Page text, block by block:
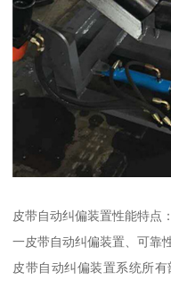
皮带自动纠偏装置性能特点：
一皮带自动纠偏装置、可靠
皮带自动纠偏装置系统所